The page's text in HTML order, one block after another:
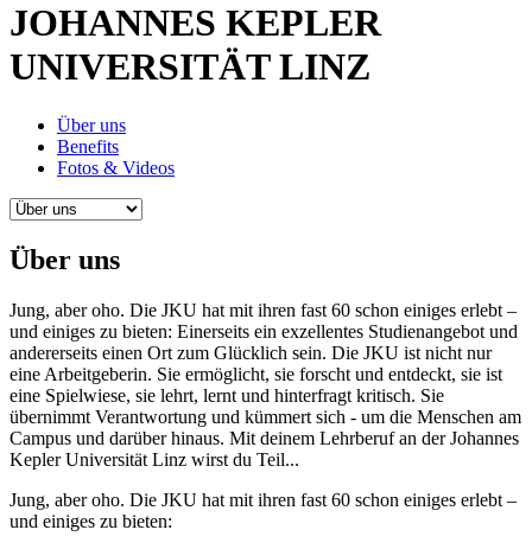
JOHANNES KEPLER
UNIVERSITÄT LINZ
Über uns
Benefits
Fotos & Videos
Über uns
Jung, aber oho. Die JKU hat mit ihren fast 60 schon einiges erlebt –
und einiges zu bieten: Einerseits ein exzellentes Studienangebot und
andererseits einen Ort zum Glücklich sein. Die JKU ist nicht nur
eine Arbeitgeberin. Sie ermöglicht, sie forscht und entdeckt, sie ist
eine Spielwiese, sie lehrt, lernt und hinterfragt kritisch. Sie
übernimmt Verantwortung und kümmert sich - um die Menschen am
Campus und darüber hinaus. Mit deinem Lehrberuf an der Johannes
Kepler Universität Linz wirst du Teil...
Jung, aber oho. Die JKU hat mit ihren fast 60 schon einiges erlebt –
und einiges zu bieten: